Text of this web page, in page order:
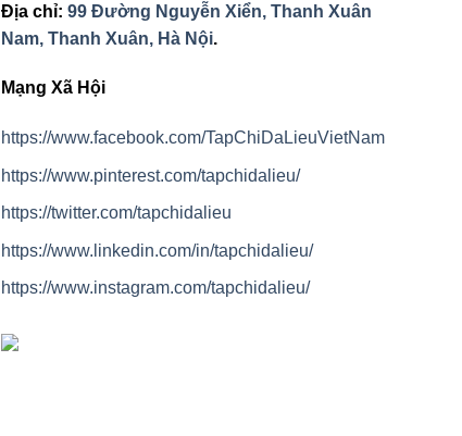
Địa chỉ: 99 Đường Nguyễn Xiển, Thanh Xuân
Nam, Thanh Xuân, Hà Nội.
Mạng Xã Hội
https://www.facebook.com/TapChiDaLieuVietNam
https://www.pinterest.com/tapchidalieu/
https://twitter.com/tapchidalieu
https://www.linkedin.com/in/tapchidalieu/
https://www.instagram.com/tapchidalieu/